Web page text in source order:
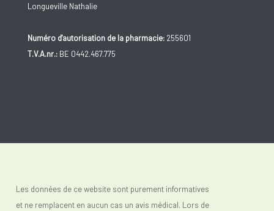
Longueville Nathalie
Numéro d'autorisation de la pharmacie:255601
T.V.A.nr.:BE 0442.467.775
Les données de ce website sont purement informatives
et ne remplacent en aucun cas un avis médical. Lors de